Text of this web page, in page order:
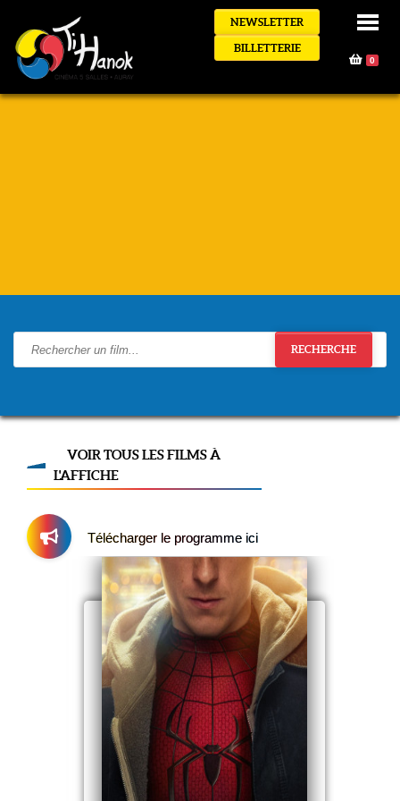
NEWSLETTER
BILLETTERIE
0
RECHERCHE
VOIR TOUS LES FILMS À
L'AFFICHE
Télécharger le programme ici